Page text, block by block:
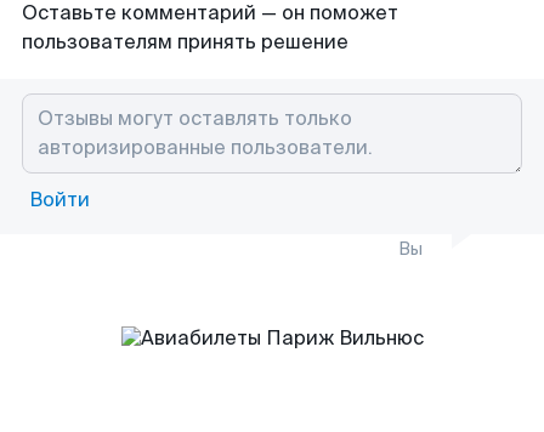
Оставьте комментарий — он поможет
пользователям принять решение
Войти
Вы